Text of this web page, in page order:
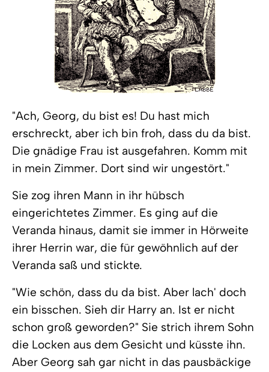
"Ach, Georg, du bist es! Du hast mich
erschreckt, aber ich bin froh, dass du da bist.
Die gnädige Frau ist ausgefahren. Komm mit
in mein Zimmer. Dort sind wir ungestört."
Sie zog ihren Mann in ihr hübsch
eingerichtetes Zimmer. Es ging auf die
Veranda hinaus, damit sie immer in Hörweite
ihrer Herrin war, die für gewöhnlich auf der
Veranda saß und stickte.
"Wie schön, dass du da bist. Aber lach' doch
ein bisschen. Sieh dir Harry an. Ist er nicht
schon groß geworden?" Sie strich ihrem Sohn
die Locken aus dem Gesicht und küsste ihn.
Aber Georg sah gar nicht in das pausbäckige